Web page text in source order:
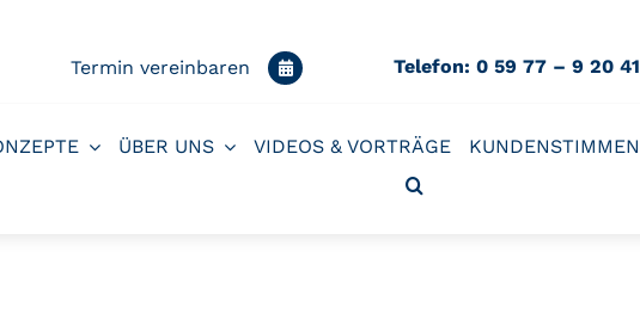
Termin vereinbaren Telefon: 0 59 77 – 9 20 41
ÜBER UNS VIDEOS & VORTRÄGE KUNDENSTIMMEN